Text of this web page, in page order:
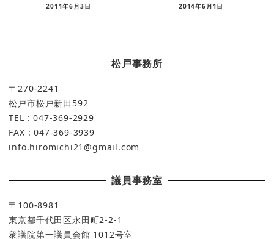
2011年6月3日 2014年6月1日
松戸事務所
〒270-2241
松戸市松戸新田592
TEL : 047-369-2929
FAX : 047-369-3939
info.hiromichi21@gmail.com
議員事務室
〒100-8981
東京都千代田区永田町2-2-1
衆議院第一議員会館 1012号室